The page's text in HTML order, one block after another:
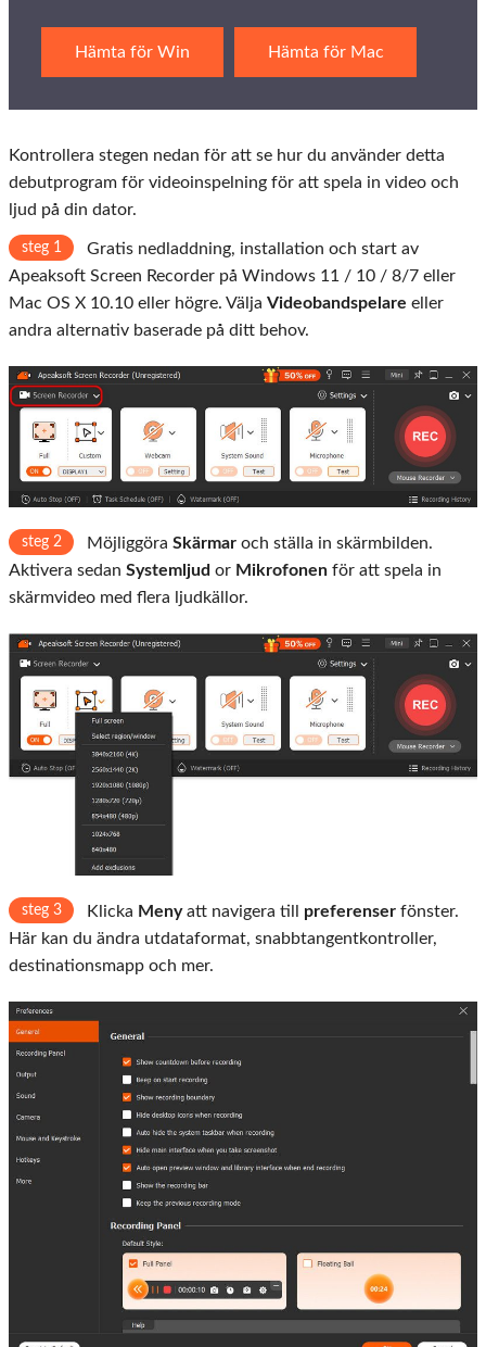
Hämta för Win Hämta för Mac
Kontrollera stegen nedan för att se hur du använder detta
debutprogram för videoinspelning för att spela in video och
ljud på din dator.
steg 1
Gratis nedladdning, installation och start av
Apeaksoft Screen Recorder på Windows 11 / 10 / 8/7 eller
Mac OS X 10.10 eller högre. Välja Videobandspelare eller
andra alternativ baserade på ditt behov.
steg 2 Möjliggöra Skärmar och ställa in skärmbilden.
Aktivera sedan Systemljud or Mikrofonen för att spela in
skärmvideo med flera ljudkällor.
steg 3 Klicka Menyatt navigera till preferenser fönster.
Här kan du ändra utdataformat, snabbtangentkontroller,
destinationsmapp och mer.